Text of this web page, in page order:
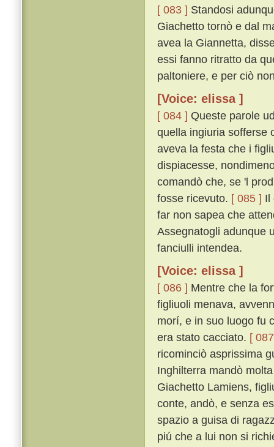
[ 083 ] Standosi
Giachetto tornò e dal
avea la Giannetta,
essi fanno ritratto da
paltoniere, e per ciò
[Voice: elissa ]
[ 084 ] Queste parole
quella ingiuria sofferse
aveva la festa che i
dispiacesse,
comandò che, se 'l
fosse ricevuto. [ 085 ] Il
far non sapea che
Assegnatogli adunque
fanciulli intendea.
[Voice: elissa ]
[ 086 ] Mentre che la
figliuoli menava,
morí, e in suo luogo fu
era stato cacciato. [
ricominciò asprissima
Inghilterra mandò
Giachetto Lamiens,
conte, andò, e senza
spazio a guisa di
piú che a lui non si